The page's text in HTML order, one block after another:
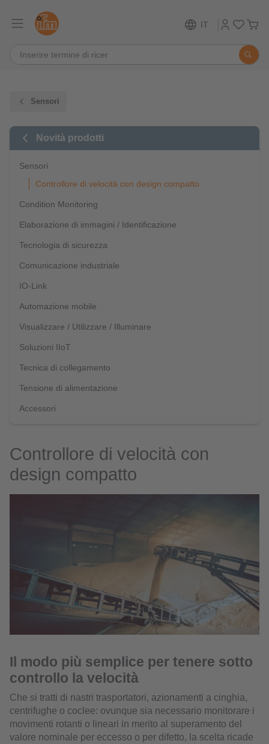
IT
Sensori
Novità prodotti
Sensori
Controllore di velocità con design compatto
Condition Monitoring
Elaborazione di immagini / Identificazione
Tecnologia di sicurezza
Comunicazione industriale
IO-Link
Automazione mobile
Visualizzare / Utilizzare / Illuminare
Soluzioni IIoT
Tecnica di collegamento
Tensione di alimentazione
Accessori
Controllore di velocità con
design compatto
Il modo più semplice per tenere sotto
controllo la velocità
Che si tratti di nastri trasportatori, azionamenti a cinghia,
centrifughe o coclee: ovunque sia necessario monitorare i
movimenti rotanti o lineari in merito al superamento del
valore nominale per eccesso o per difetto, la scelta ricade